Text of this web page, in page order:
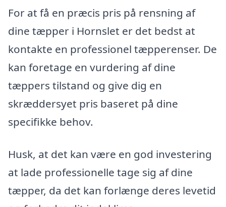
For at få en præcis pris på rensning af
dine tæpper i Hornslet er det bedst at
kontakte en professionel tæpperenser. De
kan foretage en vurdering af dine
tæppers tilstand og give dig en
skræddersyet pris baseret på dine
specifikke behov.
Husk, at det kan være en god investering
at lade professionelle tage sig af dine
tæpper, da det kan forlænge deres levetid